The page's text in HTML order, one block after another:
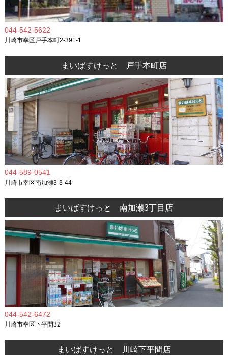
044-542-5622
川崎市幸区戸手本町2-391-1
まいばすけっと 戸手本町店
044-589-0541
川崎市幸区南加瀬3-3-44
まいばすけっと 南加瀬3丁目店
044-542-6472
川崎市幸区下平間32
まいばすけっと 川崎下平間店